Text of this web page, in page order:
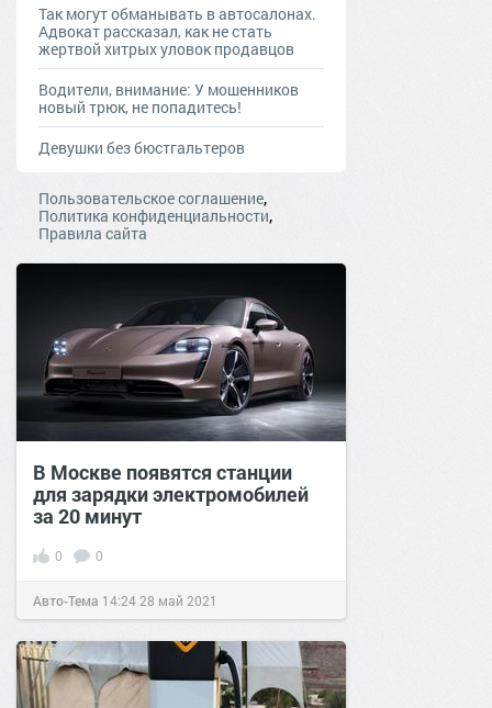
Так могут обманывать в автосалонах.
Адвокат рассказал, как не стать
жертвой хитрых уловок продавцов
Водители, внимание: У мошенников
новый трюк, не попадитесь!
Девушки без бюстгальтеров
Пользовательское соглашение,
Политика конфиденциальности,
Правила сайта
В Москве появятся станции
для зарядки электромобилей
за 20 минут
0 0
Авто-Тема 14:2428 май 2021